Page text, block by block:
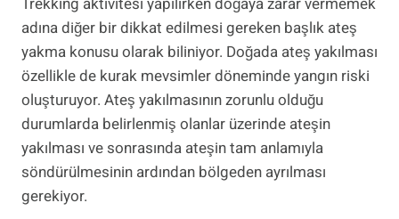
adına diğer bir dikkat edilmesi gereken başlık ateş
yakma konusu olarak biliniyor. Doğada ateş yakılması
özellikle de kurak mevsimler döneminde yangın riski
oluşturuyor. Ateş yakılmasının zorunlu olduğu
durumlarda belirlenmiş olanlar üzerinde ateşin
yakılması ve sonrasında ateşin tam anlamıyla
söndürülmesinin ardından bölgeden ayrılması
gerekiyor.